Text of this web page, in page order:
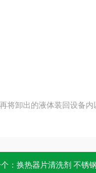
将卸出的液体装回设备
： 换热器片清洗剂 不锈